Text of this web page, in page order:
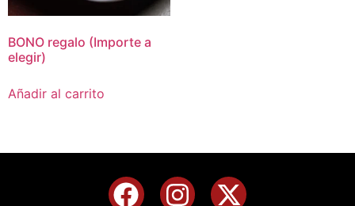
BONO regalo (Importe a
elegir)
Añadir al carrito